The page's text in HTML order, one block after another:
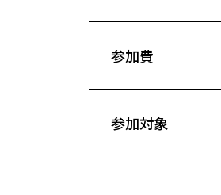
参加費
参加対象